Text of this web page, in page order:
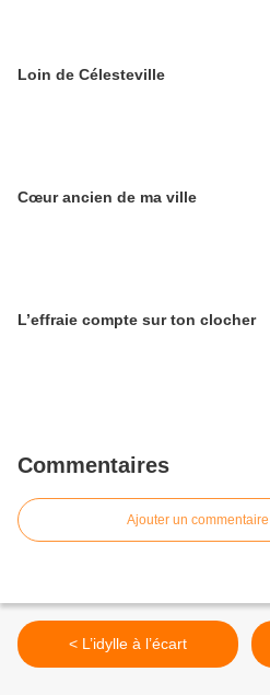
Loin de Célesteville
Cœur ancien de ma ville
L’effraie compte sur ton clocher
Commentaires
Ajouter un commentaire
< L’idylle à l’écart